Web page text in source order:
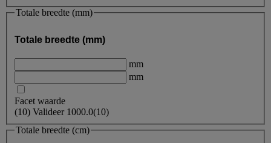
Totale breedte (mm)
Totale breedte (mm)
mm
mm
Facet waarde
(10) Valideer 1000.0(10)
Totale breedte (cm)